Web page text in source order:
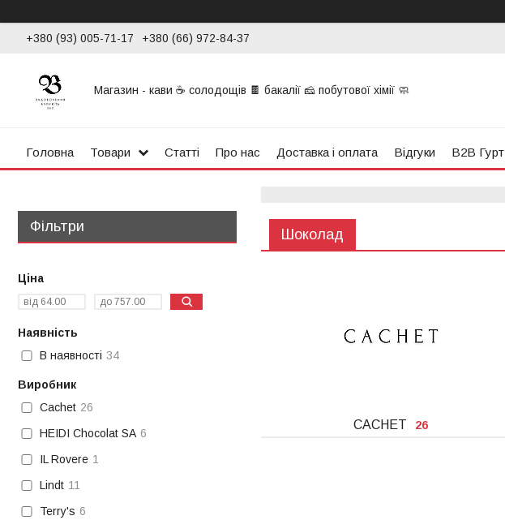
+380 (93) 005-71-17 +380 (66) 972-84-37
Магазин - кави ☕ солодощів 🍫 бакалії 🧀 побутової хімії 🧼
Головна Товари Статті Про нас Доставка і оплата Відгуки B2B Гурт
Шоколад
CACHET 26
Фільтри
Ціна
Наявність
В наявності 34
Виробник
Cachet 26
HEIDI Chocolat SA 6
IL Rovere 1
Lindt 11
Terry's 6